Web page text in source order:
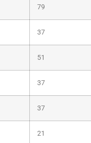
79
37
51
37
37
21